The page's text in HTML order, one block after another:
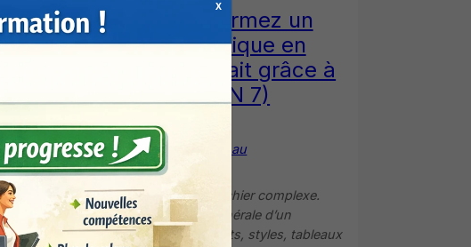
Excel transformez un
fichier chaotique en
document parfait grâce à
l’IA (PLAN 7)
IA simple au
quotidien
Auditer la structure d’un fichier complexe.
Repenser l’architecture générale d’un
classeur. Normaliser formats, styles, tableaux
X